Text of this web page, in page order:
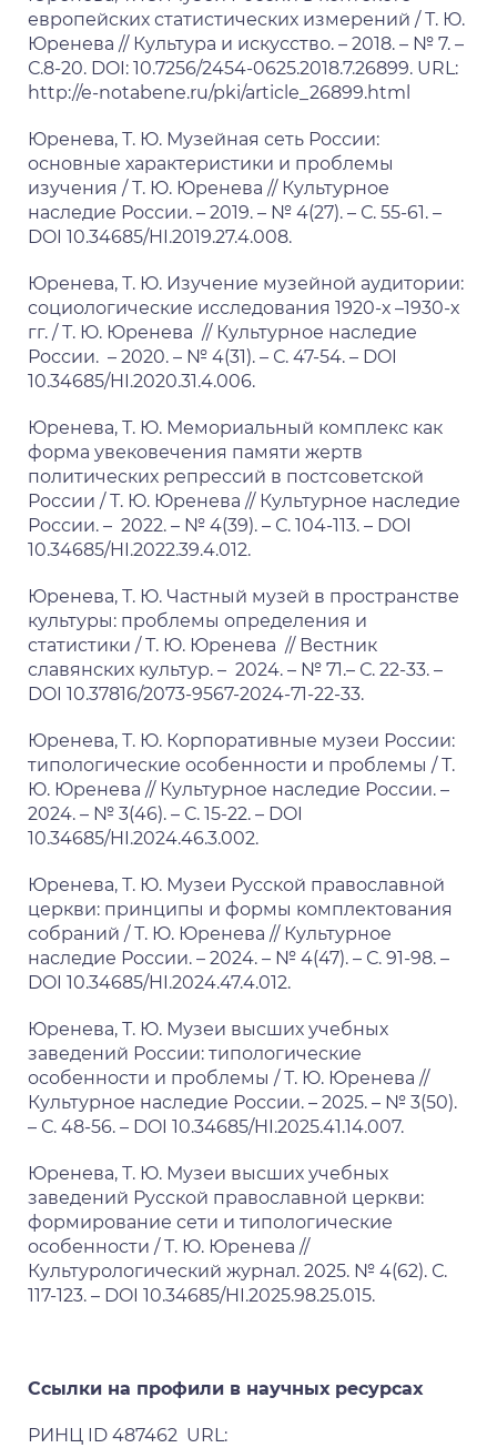
европейских статистических измерений / Т. Ю.
Юренева // Культура и искусство. – 2018. – № 7. –
С.8-20. DOI: 10.7256/2454-0625.2018.7.26899. URL:
http://e-notabene.ru/pki/article_26899.html
Юренева, Т. Ю. Музейная сеть России:
основные характеристики и проблемы
изучения / Т. Ю. Юренева // Культурное
наследие России. – 2019. – № 4(27). – С. 55-61. –
DOI 10.34685/HI.2019.27.4.008.
Юренева, Т. Ю. Изучение музейной аудитории:
социологические исследования 1920-х –1930-х
гг. / Т. Ю. Юренева // Культурное наследие
России. – 2020. – № 4(31). – С. 47-54. – DOI
10.34685/HI.2020.31.4.006.
Юренева, Т. Ю. Мемориальный комплекс как
форма увековечения памяти жертв
политических репрессий в постсоветской
России / Т. Ю. Юренева // Культурное наследие
России. – 2022. – № 4(39). – С. 104-113. – DOI
10.34685/HI.2022.39.4.012.
Юренева, Т. Ю. Частный музей в пространстве
культуры: проблемы определения и
статистики / Т. Ю. Юренева // Вестник
славянских культур. – 2024. – № 71.­– С. 22-33. –
DOI 10.37816/2073-9567-2024-71-22-33.
Юренева, Т. Ю. Корпоративные музеи России:
типологические особенности и проблемы / Т.
Ю. Юренева // Культурное наследие России. ­–
2024. – № 3(46). – С. 15-22. – DOI
10.34685/HI.2024.46.3.002.
Юренева, Т. Ю. Музеи Русской православной
церкви: принципы и формы комплектования
собраний / Т. Ю. Юренева // Культурное
наследие России. – 2024. – № 4(47). – С. 91-98. –
DOI 10.34685/HI.2024.47.4.012.
Юренева, Т. Ю. Музеи высших учебных
заведений России: типологические
особенности и проблемы / Т. Ю. Юренева //
Культурное наследие России. – 2025. – № 3(50).
– С. 48-56. – DOI 10.34685/HI.2025.41.14.007.
Юренева, Т. Ю. Музеи высших учебных
заведений Русской православной церкви:
формирование сети и типологические
особенности / Т. Ю. Юренева //
Культурологический журнал. 2025. № 4(62). С.
117-123. – DOI 10.34685/HI.2025.98.25.015.
Ссылки на профили в научных ресурсах
РИНЦ ID 487462 URL: